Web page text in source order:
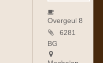
Overgeul 8
6281
BG